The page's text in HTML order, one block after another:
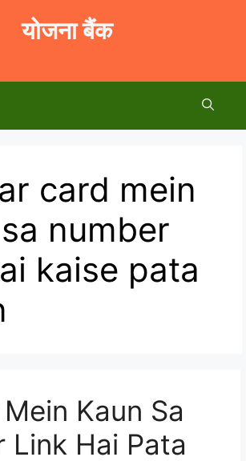
योजना बैंक
card mein
number
kaise pata
Kaun Sa
Link Hai Pata